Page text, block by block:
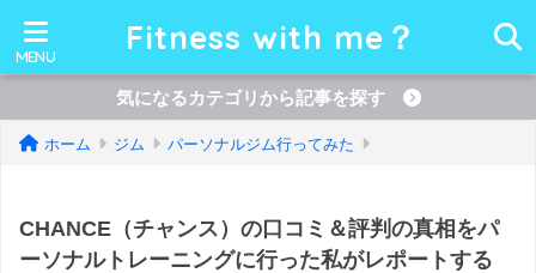
Fitness with me？
気になるカテゴリから記事を探す
ホーム ジム パーソナルジム行ってみた
CHANCE（チャンス）の口コミ＆評判の真相をパ
ーソナルトレーニングに行った私がレポートする